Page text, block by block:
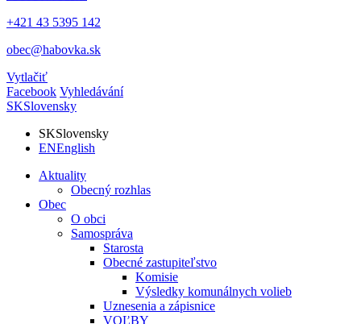
+421 43 5395 142
obec@habovka.sk
Vytlačiť
Facebook Vyhledávání
SKSlovensky
SKSlovensky
ENEnglish
Aktuality
Obecný rozhlas
Obec
O obci
Samospráva
Starosta
Obecné zastupiteľstvo
Komisie
Výsledky komunálnych volieb
Uznesenia a zápisnice
VOĽBY